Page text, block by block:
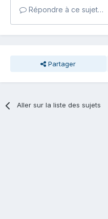
Répondre à ce sujet…
Partager
Aller sur la liste des sujets